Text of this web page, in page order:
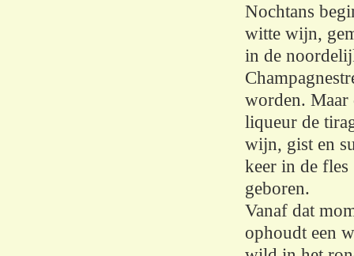
Nochtans
witte wijn,
in de
worden. Maar
liqueur de
wijn, gist en
keer in de fles
geboren.
Vanaf dat
ophoudt een